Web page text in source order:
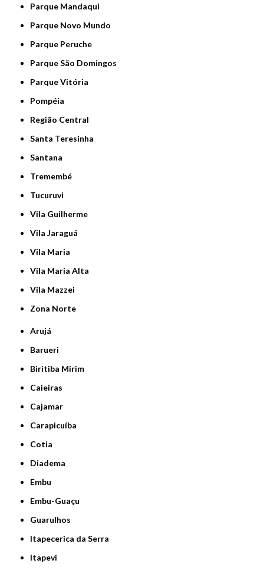
Parque Mandaqui
Parque Novo Mundo
Parque Peruche
Parque São Domingos
Parque Vitória
Pompéia
Região Central
Santa Teresinha
Santana
Tremembé
Tucuruvi
Vila Guilherme
Vila Jaraguá
Vila Maria
Vila Maria Alta
Vila Mazzei
Zona Norte
Arujá
Barueri
Biritiba Mirim
Caieiras
Cajamar
Carapicuíba
Cotia
Diadema
Embu
Embu-Guaçu
Guarulhos
Itapecerica da Serra
Itapevi